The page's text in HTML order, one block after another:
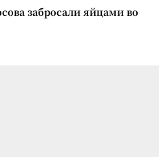
забросали яйцами во